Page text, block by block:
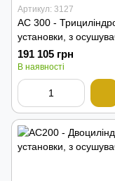
Артикул: 3127
AC 300 -
установки, з
191 105 грн
В наявності